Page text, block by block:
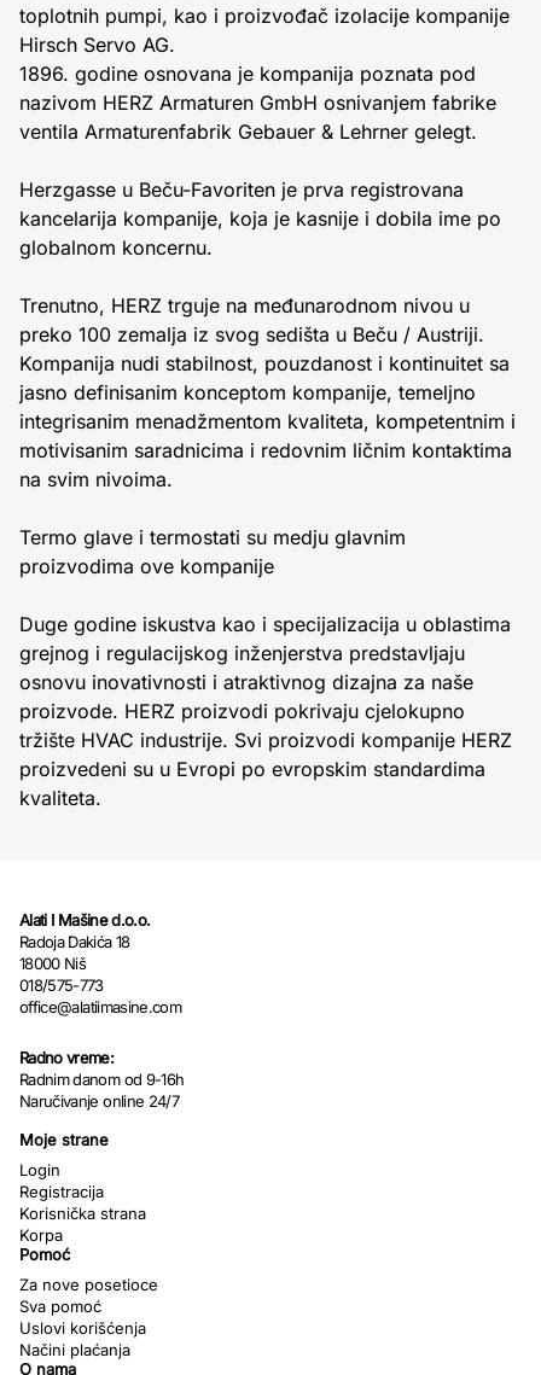
toplotnih pumpi, kao i proizvođač izolacije kompanije
Hirsch Servo AG.
1896. godine osnovana je kompanija poznata pod
nazivom HERZ Armaturen GmbH osnivanjem fabrike
ventila Armaturenfabrik Gebauer & Lehrner gelegt.
Herzgasse u Beču-Favoriten je prva registrovana
kancelarija kompanije, koja je kasnije i dobila ime po
globalnom koncernu.
Trenutno, HERZ trguje na međunarodnom nivou u
preko 100 zemalja iz svog sedišta u Beču / Austriji.
Kompanija nudi stabilnost, pouzdanost i kontinuitet sa
jasno definisanim konceptom kompanije, temeljno
integrisanim menadžmentom kvaliteta, kompetentnim i
motivisanim saradnicima i redovnim ličnim kontaktima
na svim nivoima.
Termo glave i termostati su medju glavnim
proizvodima ove kompanije
Duge godine iskustva kao i specijalizacija u oblastima
grejnog i regulacijskog inženjerstva predstavljaju
osnovu inovativnosti i atraktivnog dizajna za naše
proizvode. HERZ proizvodi pokrivaju cjelokupno
tržište HVAC industrije. Svi proizvodi kompanije HERZ
proizvedeni su u Evropi po evropskim standardima
kvaliteta.
Alati I Mašine d.o.o.
Radoja Dakića 18
18000 Niš
018/575-773
office@alatiimasine.com
Radno vreme:
Radnim danom od 9-16h
Naručivanje online 24/7
Moje strane
Login
Registracija
Korisnička strana
Korpa
Pomoć
Za nove posetioce
Sva pomoć
Uslovi korišćenja
Načini plaćanja
O nama